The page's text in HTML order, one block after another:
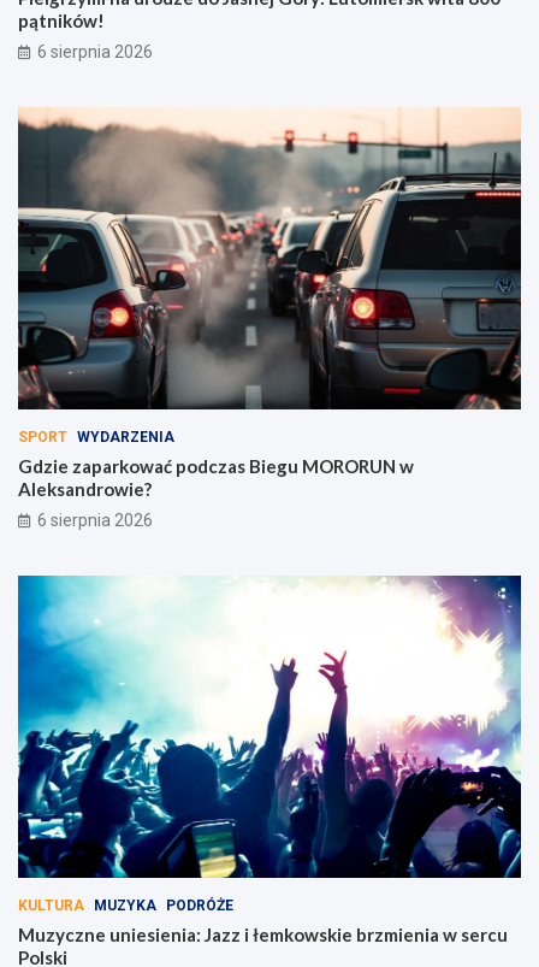
pątników!
6 sierpnia 2026
SPORT WYDARZENIA
Gdzie zaparkować podczas Biegu MORORUN w
Aleksandrowie?
6 sierpnia 2026
KULTURA MUZYKA PODRÓŻE
Muzyczne uniesienia: Jazz i łemkowskie brzmienia w sercu
Polski